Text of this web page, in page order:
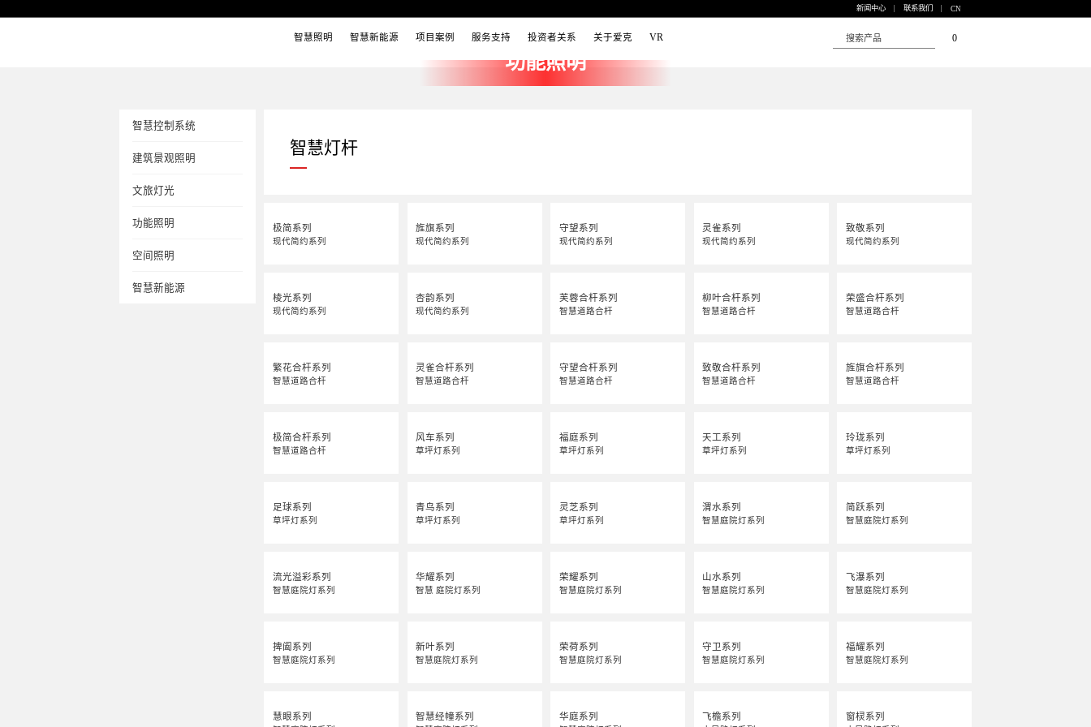
新闻中心 联系我们 CN
智慧照明 智慧新能源 项目案例 服务支持 投资者关系 关于爱克 VR 0
功能照明
智慧控制系统
建筑景观照明
文旅灯光
功能照明
空间照明
智慧新能源
智慧灯杆
极简系列
现代简约系列
旌旗系列
现代简约系列
守望系列
现代简约系列
灵雀系列
现代简约系列
致敬系列
现代简约系列
棱光系列
现代简约系列
杏韵系列
现代简约系列
芙蓉合杆系列
智慧道路合杆
柳叶合杆系列
智慧道路合杆
荣盛合杆系列
智慧道路合杆
繁花合杆系列
智慧道路合杆
灵雀合杆系列
智慧道路合杆
守望合杆系列
智慧道路合杆
致敬合杆系列
智慧道路合杆
旌旗合杆系列
智慧道路合杆
极简合杆系列
智慧道路合杆
风车系列
草坪灯系列
福庭系列
草坪灯系列
天工系列
草坪灯系列
玲珑系列
草坪灯系列
足球系列
草坪灯系列
青鸟系列
草坪灯系列
灵芝系列
草坪灯系列
渭水系列
智慧庭院灯系列
简跃系列
智慧庭院灯系列
流光溢彩系列
智慧庭院灯系列
华耀系列
智慧 庭院灯系列
荣耀系列
智慧庭院灯系列
山水系列
智慧庭院灯系列
飞瀑系列
智慧庭院灯系列
捭阖系列
智慧庭院灯系列
新叶系列
智慧庭院灯系列
荣荷系列
智慧庭院灯系列
守卫系列
智慧庭院灯系列
福耀系列
智慧庭院灯系列
慧眼系列 智慧经幢系列 华庭系列 飞檐系列 窗棂系列